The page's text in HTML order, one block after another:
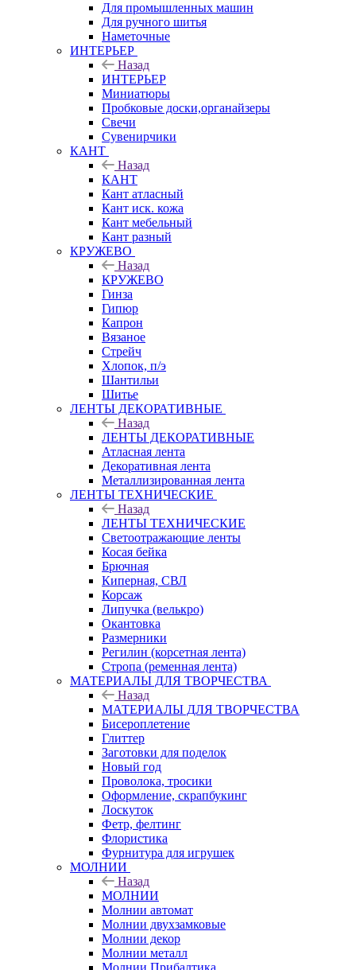
Для промышленных машин
Для ручного шитья
Наметочные
ИНТЕРЬЕР
Назад
ИНТЕРЬЕР
Миниатюры
Пробковые доски,органайзеры
Свечи
Сувенирчики
КАНТ
Назад
КАНТ
Кант атласный
Кант иск. кожа
Кант мебельный
Кант разный
КРУЖЕВО
Назад
КРУЖЕВО
Гинза
Гипюр
Капрон
Вязаное
Стрейч
Хлопок, п/э
Шантильи
Шитье
ЛЕНТЫ ДЕКОРАТИВНЫЕ
Назад
ЛЕНТЫ ДЕКОРАТИВНЫЕ
Атласная лента
Декоративная лента
Металлизированная лента
ЛЕНТЫ ТЕХНИЧЕСКИЕ
Назад
ЛЕНТЫ ТЕХНИЧЕСКИЕ
Светоотражающие ленты
Косая бейка
Брючная
Киперная, СВЛ
Корсаж
Липучка (велькро)
Окантовка
Размерники
Регилин (корсетная лента)
Стропа (ременная лента)
МАТЕРИАЛЫ ДЛЯ ТВОРЧЕСТВА
Назад
МАТЕРИАЛЫ ДЛЯ ТВОРЧЕСТВА
Бисероплетение
Глиттер
Заготовки для поделок
Новый год
Проволока, тросики
Оформление, скрапбукинг
Лоскуток
Фетр, фелтинг
Флористика
Фурнитура для игрушек
МОЛНИИ
Назад
МОЛНИИ
Молнии автомат
Молнии двухзамковые
Молнии декор
Молнии металл
Молнии Прибалтика